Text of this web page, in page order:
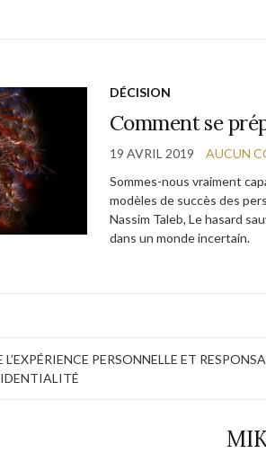
DÉCISION
Comment se
19 AVRIL 2019
AUCUN
Sommes-nous vraiment
modèles de succès des
Nassim Taleb, Le hasard
dans un monde incertain.
L’EXPÉRIENCE PERSONNELLE ET